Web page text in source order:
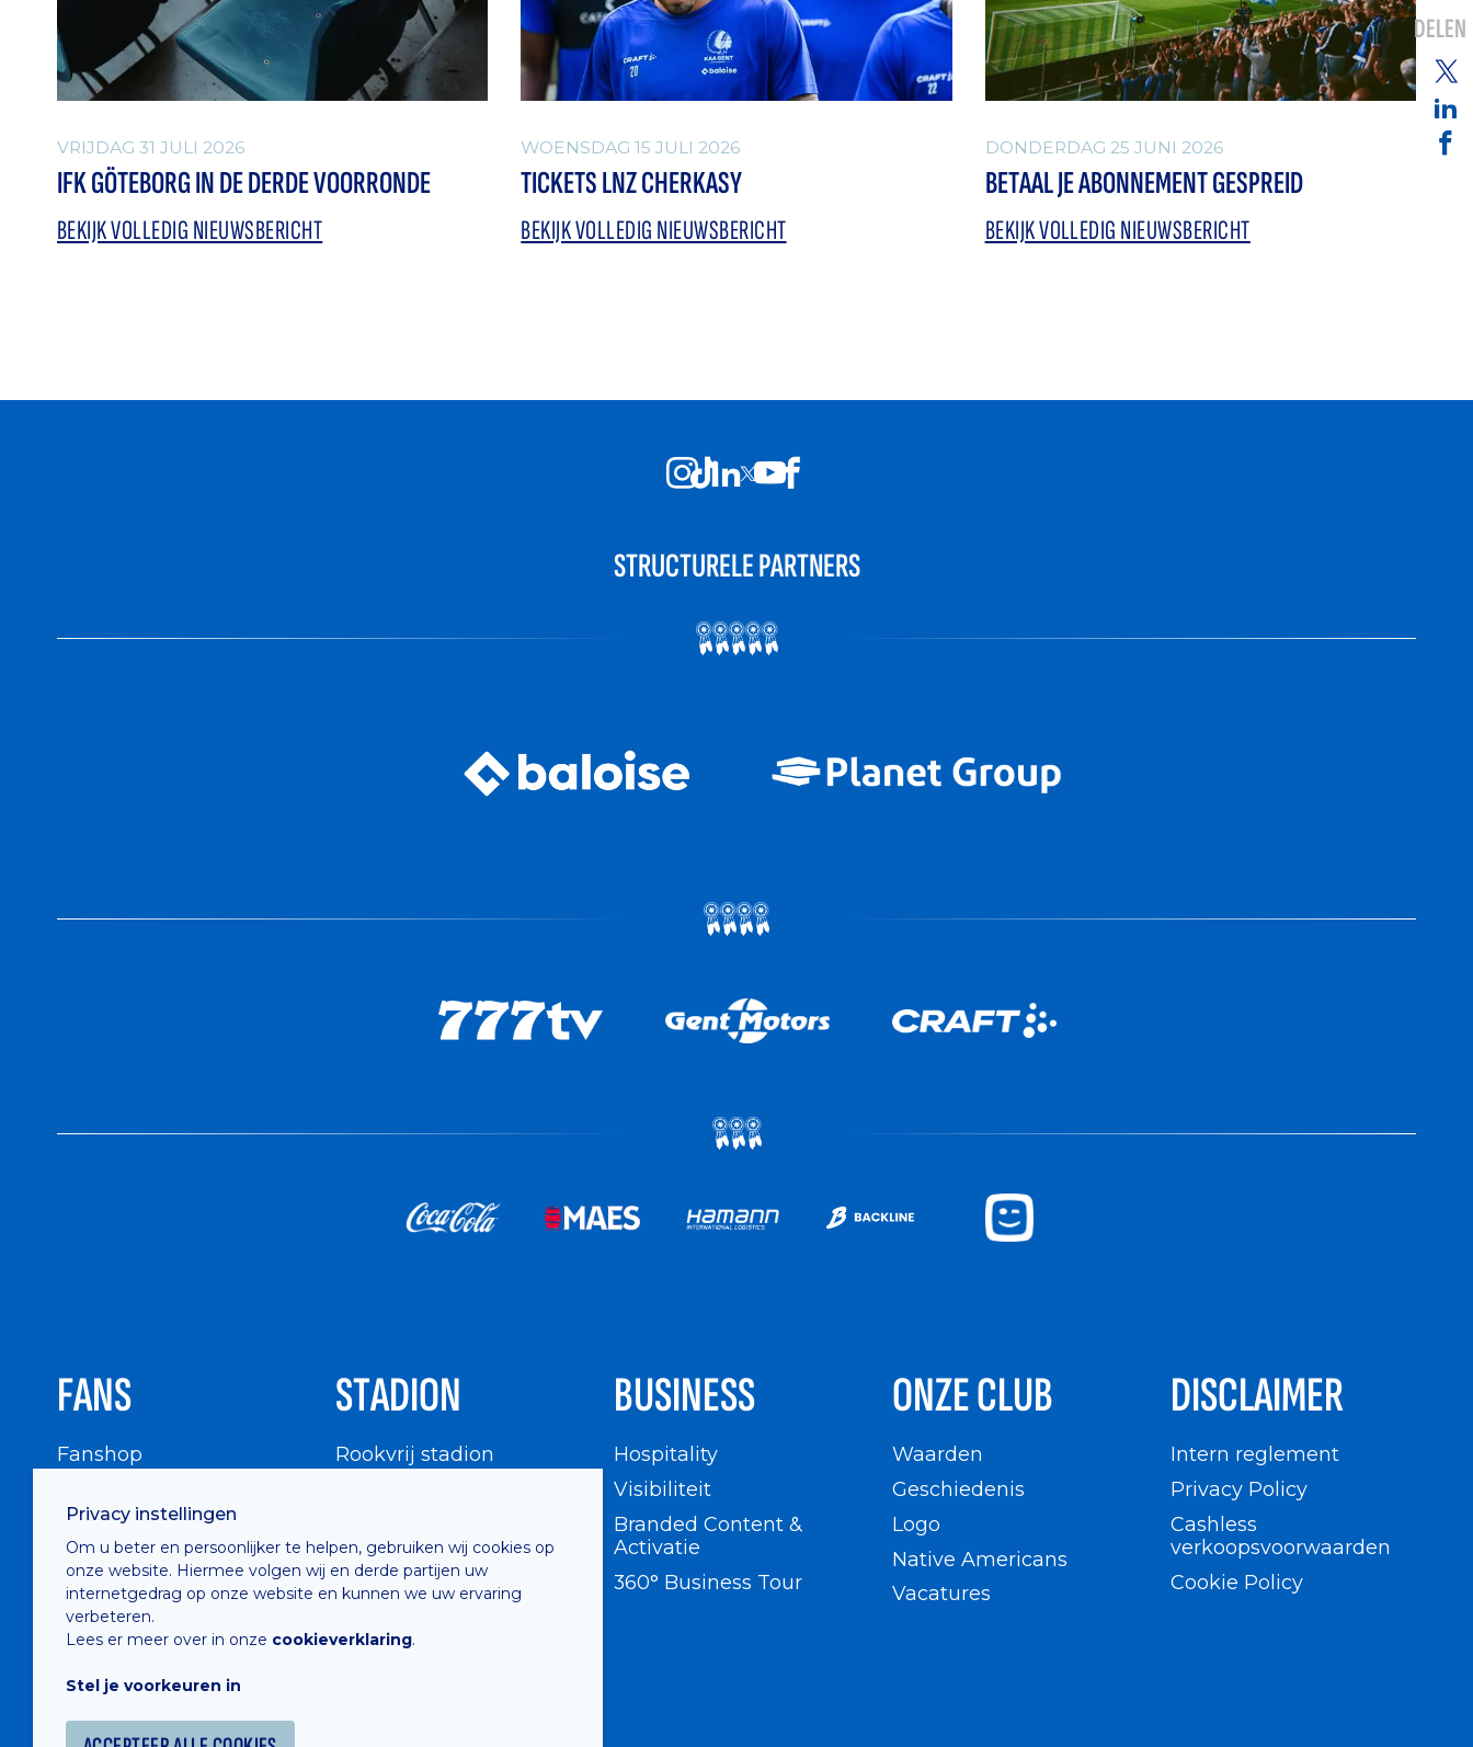
VRIJDAG 31 JULI 2026
IFK GÖTEBORG IN DE DERDE VOORRONDE
BEKIJK VOLLEDIG NIEUWSBERICHT
WOENSDAG 15 JULI 2026
TICKETS LNZ CHERKASY
BEKIJK VOLLEDIG NIEUWSBERICHT
DONDERDAG 25 JUNI 2026
BETAAL JE ABONNEMENT GESPREID
BEKIJK VOLLEDIG NIEUWSBERICHT
DELEN
Privacy instellingen
Om u beter en persoonlijker te helpen, gebruiken wij cookies op
onze website. Hiermee volgen wij en derde partijen uw
internetgedrag op onze website en kunnen we uw ervaring
verbeteren.
Lees er meer over in onze cookieverklaring.
Stel je voorkeuren in
STRUCTURELE PARTNERS
FANS
Fanshop
Supportersraad
Buffalo Kids Club
Supportersfederatie
Supportersclubs
Fotoalbums
STADION
Rookvrij stadion
BUSINESS
Hospitality
Visibiliteit
Branded Content &
Activatie
360° Business Tour
ONZE CLUB
Waarden
Geschiedenis
Logo
Native Americans
Vacatures
DISCLAIMER
Intern reglement
Privacy Policy
Cashless
verkoopsvoorwaarden
Cookie Policy